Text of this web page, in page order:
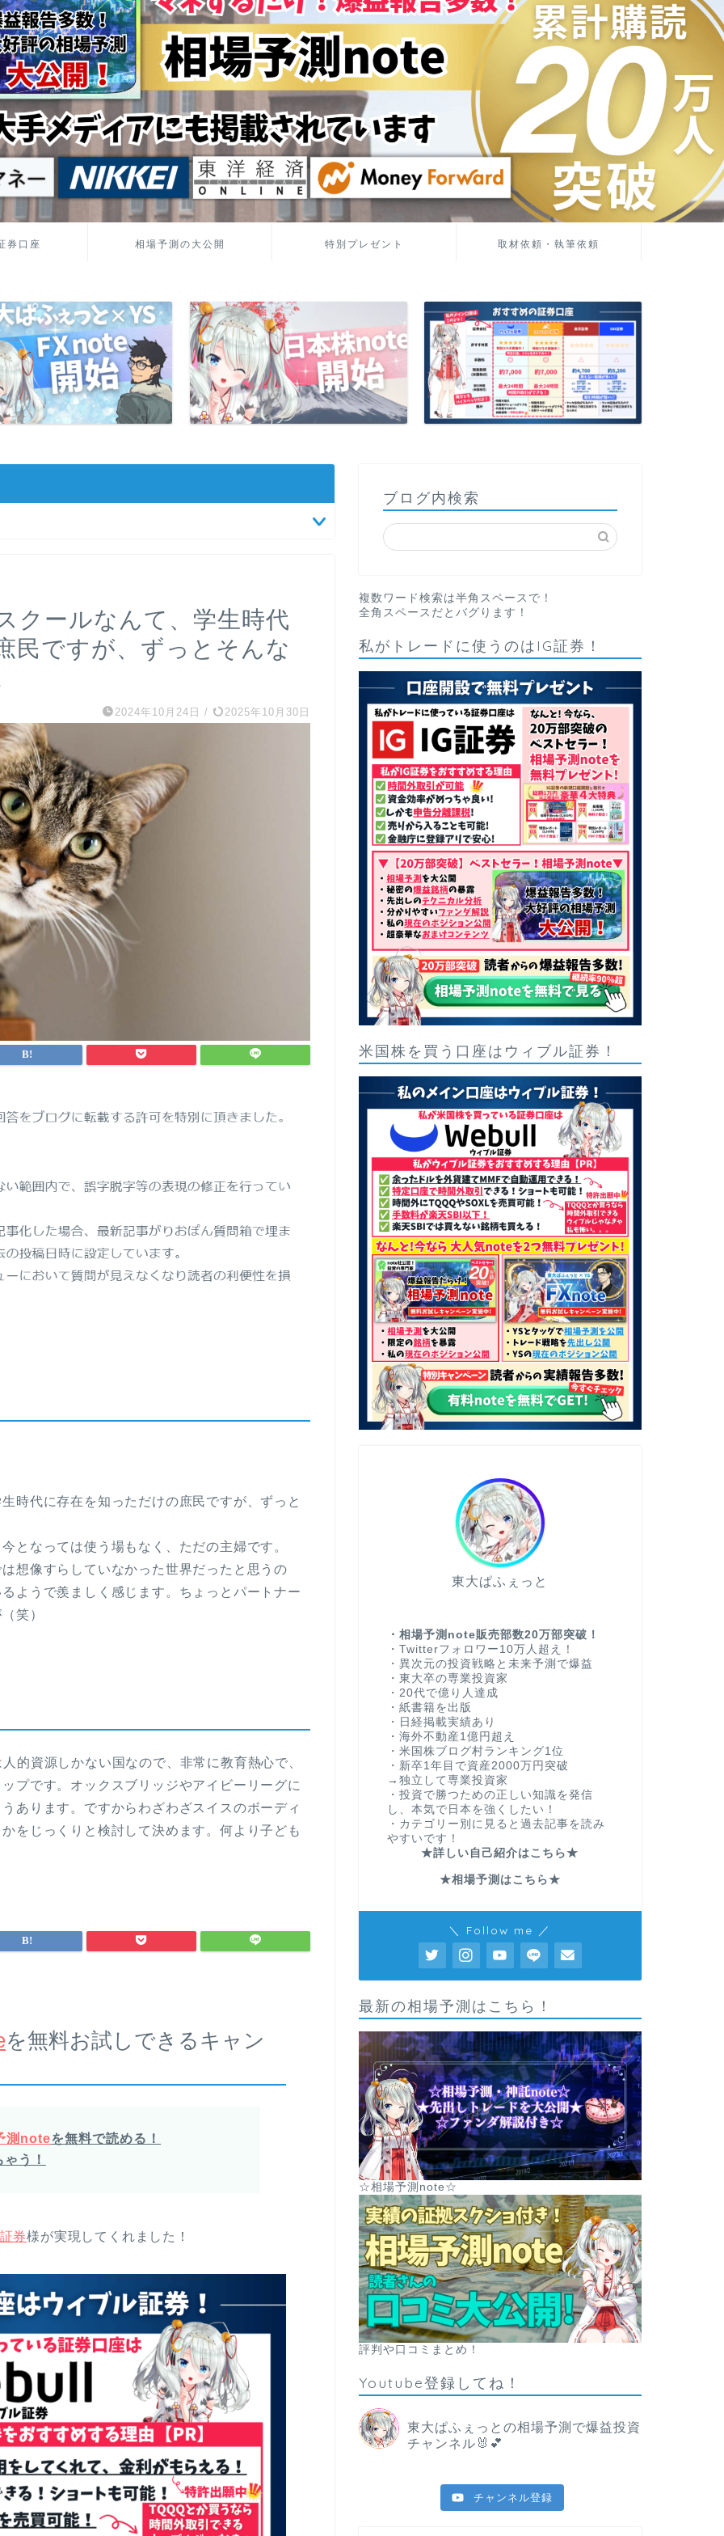
券口座 相場予測の大公開 特別プレゼント 取材依頼・執筆依頼
クールなんて、学生時代
民ですが、ずっとそんな
2024年10月24日 / 2025年10月30日
時代に存在を知っただけの庶民ですが、ずっと
となっては使う場もなく、ただの主婦です。
想像すらしていなかった世界だったと思うの
ようで羨ましく感じます。ちょっとパートナー
笑）
的資源しかない国なので、非常に教育熱心で、
プです。オックスブリッジやアイビーリーグに
あります。ですからわざわざスイスのボーディ
をじっくりと検討して決めます。何より子ども
を無料お試しできるキャン
測noteを無料で読める！
う！
券様が実現してくれました！
ブログ内検索
複数ワード検索は半角スペースで！
全角スペースだとバグります！
私がトレードに使うのはIG証券！
米国株を買う口座はウィブル証券！
東大ぱふぇっと
・相場予測note販売部数20万部突破！
・Twitterフォロワー10万人超え！
・異次元の投資戦略と未来予測で爆益
・東大卒の専業投資家
・20代で億り人達成
・紙書籍を出版
・日経掲載実績あり
・海外不動産1億円超え
・米国株ブログ村ランキング1位
・新卒1年目で資産2000万円突破
→独立して専業投資家
・投資で勝つための正しい知識を発信
し、本気で日本を強くしたい！
・カテゴリー別に見ると過去記事を読み
やすいです！
★詳しい自己紹介はこちら★
★相場予測はこちら★
＼ Follow me ／
最新の相場予測はこちら！
☆相場予測note☆
評判や口コミまとめ！
Youtube登録してね！
東大ぱふぇっとの相場予測で爆益投資
チャンネル🐰💕
チャンネル登録